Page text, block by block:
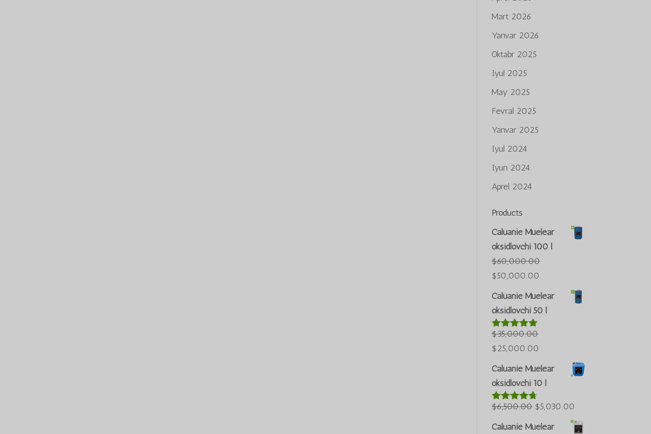
Mart 2026
Yanvar 2026
Oktabr 2025
Iyul 2025
May 2025
Fevral 2025
Yanvar 2025
Iyul 2024
Iyun 2024
Aprel 2024
Products
Caluanie Muelear
oksidlovchi 100 l
$60,000.00
Asl
narxi:
$60,000.00.
$50,000.00
narx:
$50,000.00.
Caluanie Muelear
oksidlovchi 50 l
5 bahodan
5.00 berildi
$35,000.00
Asl
narxi:
$35,000.00.
$25,000.00
narx:
$25,000.00.
Caluanie Muelear
oksidlovchi 10 l
5 bahodan
$6,500.00 Asl
narxi:
$5,030.00
narx:
Caluanie Muelear
Русский
ភាសាខ្មែរ
Bahasa Melayu
Türkçe
Azərbaycan dili
Português do Brasil